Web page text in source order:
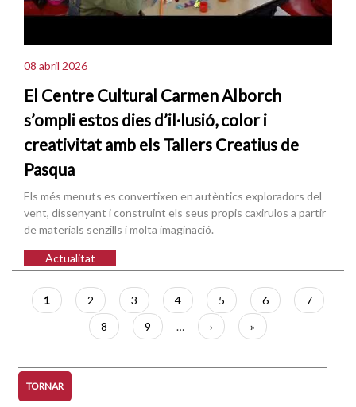
08 abril 2026
El Centre Cultural Carmen Alborch
s’ompli estos dies d’il·lusió, color i
creativitat amb els Tallers Creatius de
Pasqua
Els més menuts es convertixen en autèntics exploradors del
vent, dissenyant i construint els seus propis caxirulos a partir
de materials senzills i molta imaginació.
Actualitat
Paginació
Pàgina
actual
1 Pàgina
2 Pàgina
3 Pàgina
4 Pàgina
5 Pàgina
6 Pàgina
7
Pàgina
8 Pàgina
9 …
Pàgina
següent
›
Última
pàgina
»
TORNAR